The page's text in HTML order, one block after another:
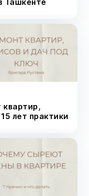
Ташкенте
квартир,
лет практики